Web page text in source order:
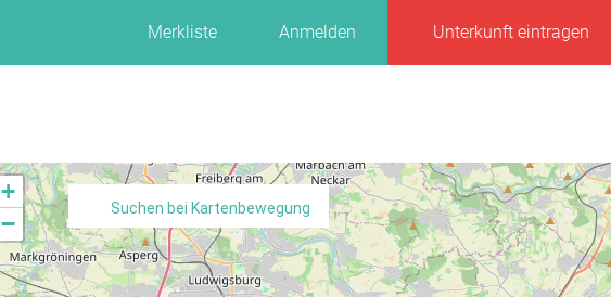
Merkliste Anmelden Unterkunft eintragen
+
−
Suchen bei Kartenbewegung